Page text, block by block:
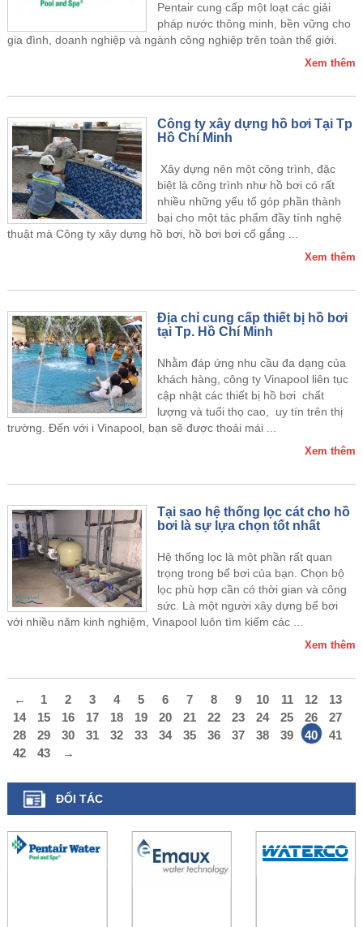
Pentair cung cấp một loạt các giải
pháp nước thông minh, bền vững cho
gia đình, doanh nghiệp và ngành công nghiệp trên toàn thế giới.
Xem thêm
Công ty xây dựng hồ bơi Tại Tp
Hồ Chí Minh
Xây dựng nên một công trình, đặc
biệt là công trình như hồ bơi có rất
nhiều những yếu tố góp phần thành
bại cho một tác phẩm đầy tính nghệ
thuật mà Công ty xây dựng hồ bơi, hồ bơi bơi cố gắng ...
Xem thêm
Địa chỉ cung cấp thiết bị hồ bơi
tại Tp. Hồ Chí Minh
Nhằm đáp ứng nhu cầu đa dạng của
khách hàng, công ty Vinapool liên tục
cập nhật các thiết bị hồ bơi chất
lượng và tuổi thọ cao, uy tín trên thị
trường. Đến với i Vinapool, bạn sẽ được thoải mái ...
Xem thêm
Tại sao hệ thống lọc cát cho hồ
bơi là sự lựa chọn tốt nhất
Hệ thống lọc là một phần rất quan
trọng trong bể bơi của bạn. Chọn bộ
lọc phù hợp cần có thời gian và công
sức. Là một người xây dựng bể bơi
với nhiều năm kinh nghiệm, Vinapool luôn tìm kiếm các ...
Xem thêm
← 1 2 3 4 5 6 7 8 9 10 11 12
13
14
15 16 17 18 19 20 21 22 23 24 25 26
27
28
29 30 31 32 33 34 35 36 37 38 39 40
41
42
43 →
ĐỐI TÁC